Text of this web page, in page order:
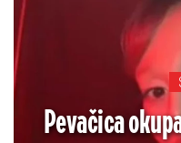
Pevačica